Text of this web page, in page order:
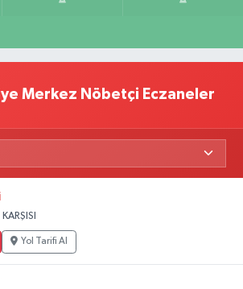
Merkez Nöbetçi Eczaneler
Yol Tarifi Al